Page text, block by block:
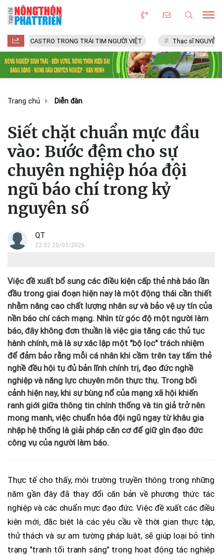
TRONG TRÁI TIM NGƯỜI VIỆT Thạc sĩ NGUYỄN VĂN CHÍ
Trang chủ Diễn đàn
Siết chặt chuẩn mực đầu
vào: Bước đệm cho sự
chuyên nghiệp hóa đội
ngũ báo chí trong kỷ
nguyên số
QT
22:02 20/03/2026
Việc đề xuất bổ sung các điều kiện cấp thẻ nhà báo lần
đầu trong giai đoạn hiện nay là một động thái cần thiết
nhằm nâng cao chất lượng nhân sự và bảo vệ uy tín của
nền báo chí cách mạng. Nhìn từ góc độ một người làm
báo, đây không đơn thuần là việc gia tăng các thủ tục
hành chính, mà là sự xác lập một "bộ lọc" trách nhiệm
để đảm bảo rằng mỗi cá nhân khi cầm trên tay tấm thẻ
nghề đều hội tụ đủ bản lĩnh chính trị, đạo đức nghề
nghiệp và năng lực chuyên môn thực thụ. Trong bối
cảnh hiện nay, khi sự bùng nổ của mạng xã hội khiến
ranh giới giữa thông tin chính thống và tin giả trở nên
mong manh, việc chuẩn hóa đội ngũ ngay từ khâu gia
nhập hệ thống là giải pháp căn cơ để giữ gìn đạo đức
công vụ của người làm báo.
Thực tế cho thấy, môi trường truyền thông trong những
năm gần đây đã thay đổi căn bản về phương thức tác
nghiệp và các chuẩn mực đạo đức. Việc đề xuất các điều
kiện mới, đặc biệt là các yêu cầu về thời gian thực tập,
thử thách và sự am tường pháp luật, sẽ giúp loại bỏ tình
trạng "tranh tối tranh sáng" trong hoạt động tác nghiệp